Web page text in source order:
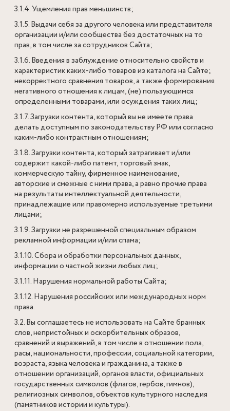
3.1.4. Ущемления прав меньшинств;
3.1.5. Выдачи себя за другого человека или представителя
организации и/или сообщества без достаточных на то
прав, в том числе за сотрудников Сайта;
3.1.6. Введения в заблуждение относительно свойств и
характеристик каких-либо товаров из каталога на Сайте;
некорректного сравнения товаров, а также формирования
негативного отношения к лицам, (не) пользующимся
определенными товарами, или осуждения таких лиц;
3.1.7. Загрузки контента, который вы не имеете права
делать доступным по законодательству РФ или согласно
каким-либо контрактным отношениям;
3.1.8. Загрузки контента, который затрагивает и/или
содержит какой-либо патент, торговый знак,
коммерческую тайну, фирменное наименование,
авторские и смежные с ними права, а равно прочие права
на результаты интеллектуальной деятельности,
принадлежащие или правомерно используемые третьими
лицами;
3.1.9. Загрузки не разрешенной специальным образом
рекламной информации и/или спама;
3.1.10. Сбора и обработки персональных данных,
информации о частной жизни любых лиц;
3.1.11. Нарушения нормальной работы Сайта;
3.1.12. Нарушения российских или международных норм
права.
3.2. Вы соглашаетесь не использовать на Сайте бранных
слов, непристойных и оскорбительных образов,
сравнений и выражений, в том числе в отношении пола,
расы, национальности, профессии, социальной категории,
возраста, языка человека и гражданина, а также в
отношении организаций, органов власти, официальных
государственных символов (флагов, гербов, гимнов),
религиозных символов, объектов культурного наследия
(памятников истории и культуры).